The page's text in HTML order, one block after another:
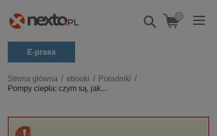
Pokaż/schowaj
wyszukiwarkę
0
E-prasa
Kategorie
Zobacz wszystkie E-prasa
budownictwo, aranżacja wnętrz
Strona główna ebooki
Poradniki
Pompy ciepła: czym są, jak...